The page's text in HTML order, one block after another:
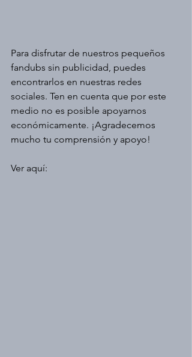
Para disfrutar de nuestros pequeños
fandubs sin publicidad, puedes
encontrarlos en nuestras redes
sociales. Ten en cuenta que por este
medio no es posible apoyarnos
económicamente. ¡Agradecemos
mucho tu comprensión y apoyo!
Ver aquí: